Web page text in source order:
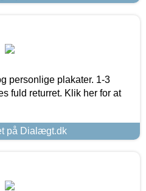
personlige plakater. 1-3
fuld returret. Klik her for at
på Dialægt.dk